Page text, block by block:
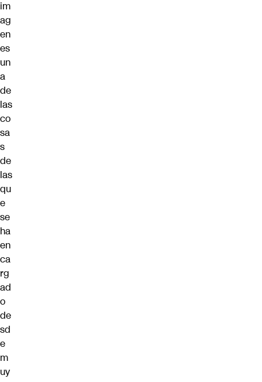
im
ag
en
es
un
a
de
las
co
sa
s
de
las
qu
e
se
ha
en
ca
rg
ad
o
de
sd
e
m
uy